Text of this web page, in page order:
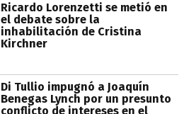
Ricardo Lorenzetti se metió en
el debate sobre la
inhabilitación de Cristina
Kirchner
Di Tullio impugnó a Joaquín
Benegas Lynch por un presunto
conflicto de intereses en el